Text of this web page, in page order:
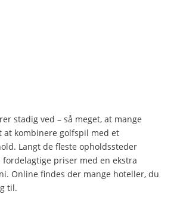
stadig ved – så meget, at mange
at kombinere golfspil med et
Langt de fleste opholdssteder
priser med en ekstra
Online findes der mange hoteller, du
til.